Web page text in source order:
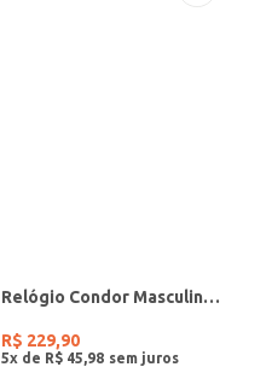
Relógio Condor Masculino PRATA
R$ 229,90
5x de R$ 45 98